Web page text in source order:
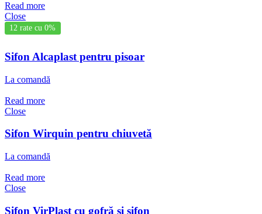
Read more
Close
12 rate cu 0%
Sifon Alcaplast pentru pisoar
La comandă
Read more
Close
Sifon Wirquin pentru chiuvetă
La comandă
Read more
Close
Sifon VirPlast cu gofră și sifon